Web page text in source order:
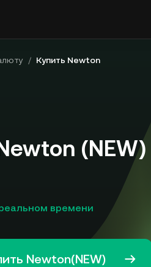
/ Купить Newton
(NEW)
времени
Newton(NEW)